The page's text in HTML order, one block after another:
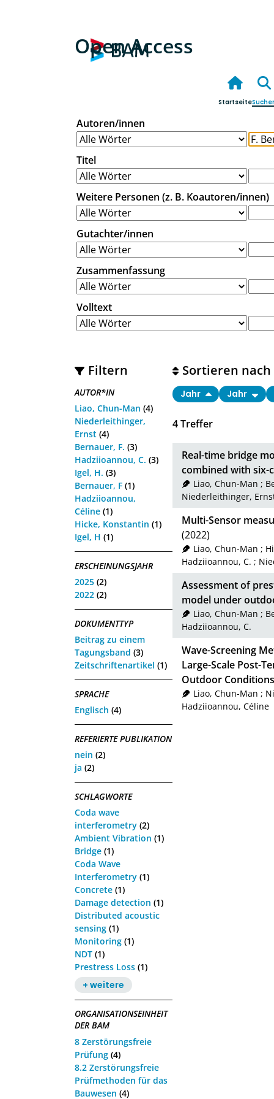
Open Access
Startseite
Autoren/innen
Titel
Weitere Personen (z. B. Koautoren/innen)
Gutachter/innen
Zusammenfassung
Volltext
Filtern
AUTOR*IN
Liao, Chun-Man (4)
Niederleithinger,
Ernst (4)
Bernauer, F. (3)
Hadziioannou, C. (3)
Igel, H. (3)
Bernauer, F (1)
Hadziioannou,
Céline (1)
Hicke, Konstantin (1)
Igel, H (1)
ERSCHEINUNGSJAHR
2025 (2)
2022 (2)
DOKUMENTTYP
Beitrag zu einem
Tagungsband (3)
Zeitschriftenartikel (1)
SPRACHE
Englisch (4)
REFERIERTE PUBLIKATION
nein (2)
ja (2)
SCHLAGWORTE
Coda wave
interferometry (2)
Ambient Vibration (1)
Bridge (1)
Coda Wave
Interferometry (1)
Concrete (1)
Damage detection (1)
Distributed acoustic
sensing (1)
Monitoring (1)
NDT (1)
Prestress Loss (1)
+ weitere
ORGANISATIONSEINHEIT
DER BAM
8 Zerstörungsfreie
Prüfung (4)
8.2 Zerstörungsfreie
Prüfmethoden für das
Bauwesen (4)
4Treffer
Sortieren nach
Jahr Jahr
Real-time bridge
combined with six-
Liao, Chun-Man ;
Niederleithinger,
Multi-Sensor
(2022)
Liao, Chun-Man ;
Hadziioannou, C. ;
Assessment of
model under
Liao, Chun-Man ;
Hadziioannou, C.
Wave-Screening
Large-Scale Post-
Outdoor Conditions
Liao, Chun-Man ;
Hadziioannou, Céline